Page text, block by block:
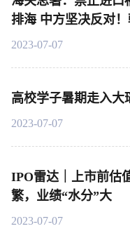
排海 中方坚决反对
2023-07-07
高校学子暑期走入大
2023-07-07
IPO雷达｜上市前估
繁，业绩“水分”大
2023-07-07